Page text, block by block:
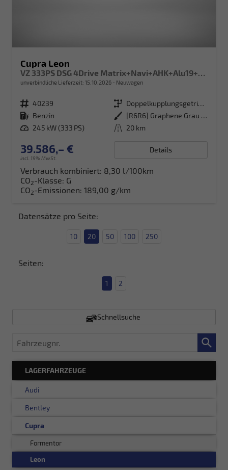
Cupra Leon
VZ 333PS DSG 4Drive Matrix+Navi+AHK+Alu19+Sitzheiz+IntelligentDrive+GV4
unverbindliche Lieferzeit: 15.10.2026 Neuwagen
Fahrzeugnr. 40239 Getriebe
Doppelkupplungsgetriebe (DSG)
Kraftstoff Benzin Außenfarbe
[R6R6] Graphene Grau Metallic
Leistung 245 kW (333 PS) Kilometerstand 20 km
39.586,– €
incl. 19% MwSt.
Details
Verbrauch kombiniert: 8,30 l/100km
CO2-Klasse: G
CO2-Emissionen: 189,00 g/km
Datensätze pro Seite:
10 20 50 100 250
Seiten:
1 2
Schnellsuche
Fahrzeugnr.
LAGERFAHRZEUGE
Audi
Bentley
Cupra
Formentor
Leon